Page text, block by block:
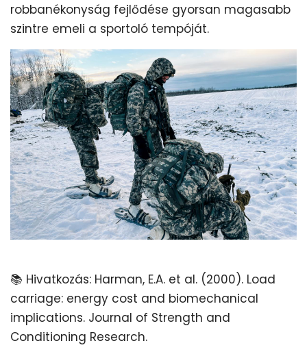
robbanékonyság fejlődése gyorsan magasabb
szintre emeli a sportoló tempóját.
📚 Hivatkozás: Harman, E.A. et al. (2000). Load
carriage: energy cost and biomechanical
implications. Journal of Strength and
Conditioning Research.